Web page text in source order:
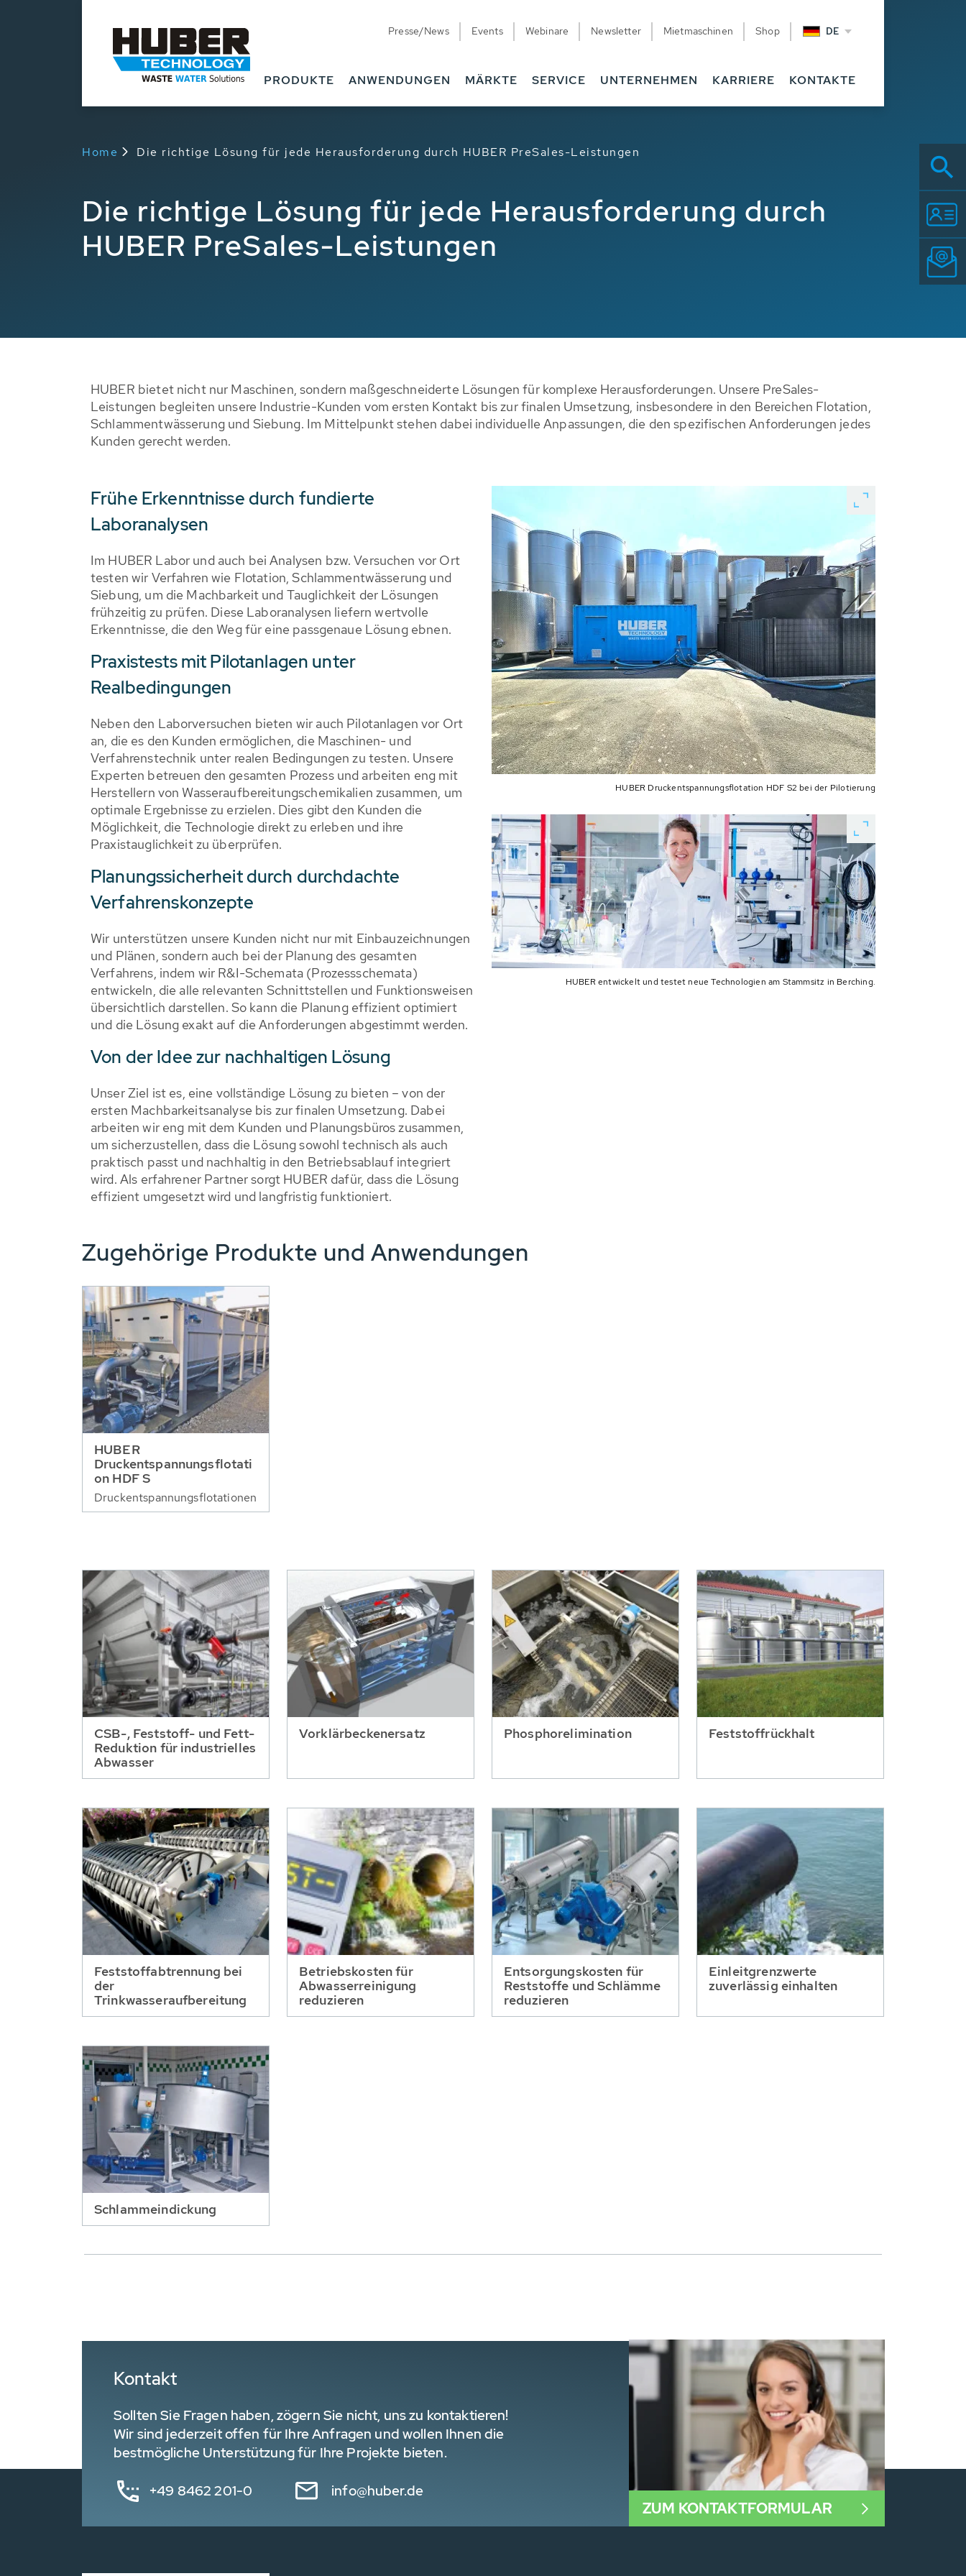
Presse/News Events Webinare Newsletter Mietmaschinen Shop DE
PRODUKTE ANWENDUNGEN MÄRKTE SERVICE UNTERNEHMEN KARRIERE KONTAKTE
Home Die richtige Lösung für jede Herausforderung durch HUBER PreSales-Leistungen
Die richtige Lösung für jede Herausforderung durch
HUBER PreSales-Leistungen
Produkte Anwendungen
HUBER bietet nicht nur Maschinen, sondern maßgeschneiderte Lösungen für komplexe Herausforderungen. Unsere PreSales-
Leistungen begleiten unsere Industrie-Kunden vom ersten Kontakt bis zur finalen Umsetzung, insbesondere in den Bereichen Flotation,
Schlammentwässerung und Siebung. Im Mittelpunkt stehen dabei individuelle Anpassungen, die den spezifischen Anforderungen jedes
Kunden gerecht werden.
Frühe Erkenntnisse durch fundierte
Laboranalysen
Im HUBER Labor und auch bei Analysen bzw. Versuchen vor Ort
testen wir Verfahren wie Flotation, Schlammentwässerung und
Siebung, um die Machbarkeit und Tauglichkeit der Lösungen
frühzeitig zu prüfen. Diese Laboranalysen liefern wertvolle
Erkenntnisse, die den Weg für eine passgenaue Lösung ebnen.
Praxistests mit Pilotanlagen unter
Realbedingungen
Neben den Laborversuchen bieten wir auch Pilotanlagen vor Ort
an, die es den Kunden ermöglichen, die Maschinen- und
Verfahrenstechnik unter realen Bedingungen zu testen. Unsere
Experten betreuen den gesamten Prozess und arbeiten eng mit
Herstellern von Wasseraufbereitungschemikalien zusammen, um
optimale Ergebnisse zu erzielen. Dies gibt den Kunden die
Möglichkeit, die Technologie direkt zu erleben und ihre
Praxistauglichkeit zu überprüfen.
Planungssicherheit durch durchdachte
Verfahrenskonzepte
Wir unterstützen unsere Kunden nicht nur mit Einbauzeichnungen
und Plänen, sondern auch bei der Planung des gesamten
Verfahrens, indem wir R&I-Schemata (Prozessschemata)
entwickeln, die alle relevanten Schnittstellen und Funktionsweisen
übersichtlich darstellen. So kann die Planung effizient optimiert
und die Lösung exakt auf die Anforderungen abgestimmt werden.
Von der Idee zur nachhaltigen Lösung
Unser Ziel ist es, eine vollständige Lösung zu bieten – von der
ersten Machbarkeitsanalyse bis zur finalen Umsetzung. Dabei
arbeiten wir eng mit dem Kunden und Planungsbüros zusammen,
um sicherzustellen, dass die Lösung sowohl technisch als auch
praktisch passt und nachhaltig in den Betriebsablauf integriert
wird. Als erfahrener Partner sorgt HUBER dafür, dass die Lösung
effizient umgesetzt wird und langfristig funktioniert.
HUBER Druckentspannungsflotation HDF S2 bei der Pilotierung
HUBER entwickelt und testet neue Technologien am Stammsitz in Berching.
Zugehörige Produkte und Anwendungen
HUBER
Druckentspannungsflotati
on HDF S
Druckentspannungsflotationen
CSB-, Feststoff- und Fett-
Reduktion für industrielles
Abwasser
Vorklärbeckenersatz Phosphorelimination Feststoffrückhalt
Feststoffabtrennung bei
der
Trinkwasseraufbereitung
Betriebskosten für
Abwasserreinigung
reduzieren
Entsorgungskosten für
Reststoffe und Schlämme
reduzieren
Einleitgrenzwerte
zuverlässig einhalten
Schlammeindickung
Kontakt
Sollten Sie Fragen haben, zögern Sie nicht, uns zu kontaktieren!
Wir sind jederzeit offen für Ihre Anfragen und wollen Ihnen die
bestmögliche Unterstützung für Ihre Projekte bieten.
+49 8462 201-0 info@huber.de
ZUM KONTAKTFORMULAR